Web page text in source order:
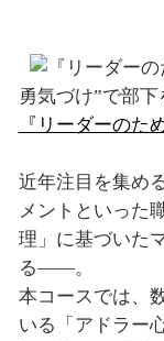
勇気づけ”で部
『リーダーのた
近年注目を集め
メントといった
理」に基づいた
る――。
本コースでは、
いる「アドラー